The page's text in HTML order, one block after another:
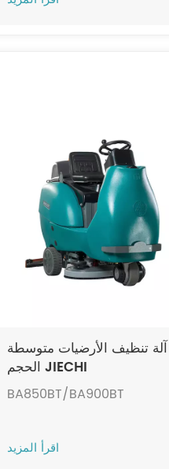
آلة تنظيف الأرضيات متوسطة
الحجم JIECHI
BA850BT/BA900BT
BA850BT/BA900BT
اقرأ المزيد